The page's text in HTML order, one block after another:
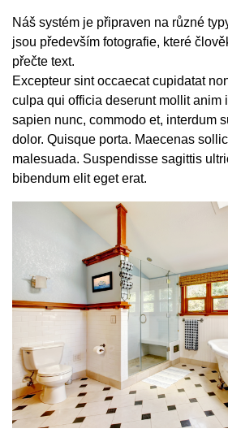
Náš systém je připraven na různé
jsou především fotografie, které
přečte text.
Excepteur sint occaecat cupidatat
culpa qui officia deserunt mollit anim
sapien nunc, commodo et, interdum
dolor. Quisque porta. Maecenas
malesuada. Suspendisse sagittis
bibendum elit eget erat.